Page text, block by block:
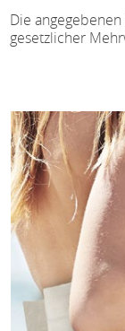
Die
gesetzlicher